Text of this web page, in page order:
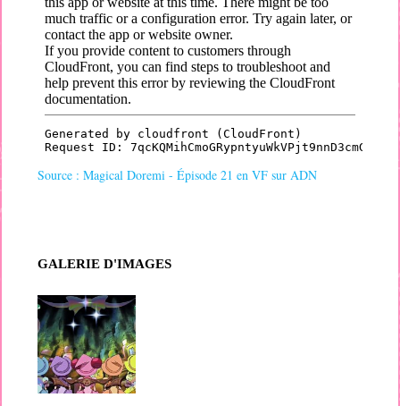
Source : Magical Doremi - Épisode 21 en VF sur ADN
GALERIE D'IMAGES